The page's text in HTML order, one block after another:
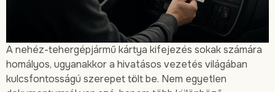
A nehéz-tehergépjármű kártya kifejezés sokak számára
homályos, ugyanakkor a hivatásos vezetés világában
kulcsfontosságú szerepet tölt be. Nem egyetlen